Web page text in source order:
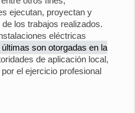
ejecutan, proyectan y
los trabajos realizados.
eléctricas
son otorgadas en la
de aplicación local,
el ejercicio profesional